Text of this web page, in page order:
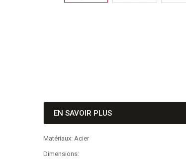
EN SAVOIR PLUS
Matériaux: Acier
Dimensions: